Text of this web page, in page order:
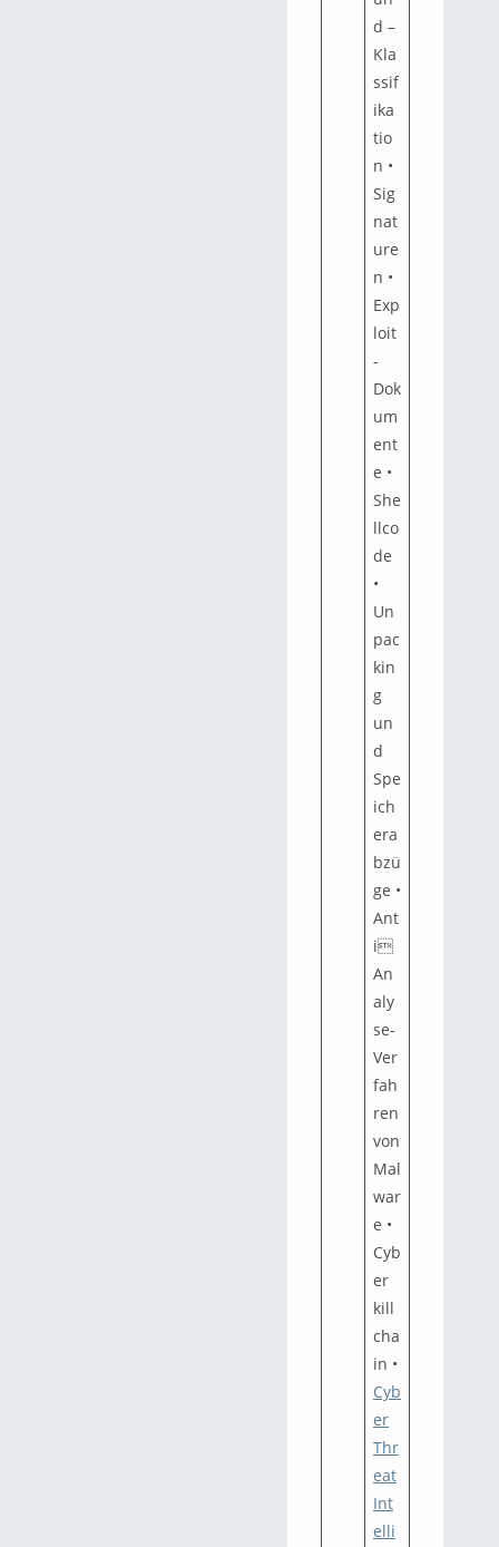
d –
Kla
ssif
ika
tio
n •
Sig
nat
ure
n •
Exp
loit
-
Dok
um
ent
e •
She
llco
de
•
Un
pac
kin
g
un
d
Spe
ich
era
bzü
ge •
Ant
i
An
aly
se-
Ver
fah
ren
von
Mal
war
e •
Cyb
er
kill
cha
in •
Cyb
er
Thr
eat
Int
elli